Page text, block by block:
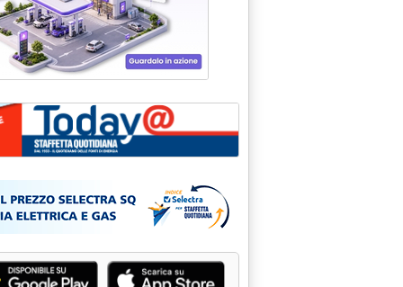
altri 165 MW di Uvam fino a fine anno'